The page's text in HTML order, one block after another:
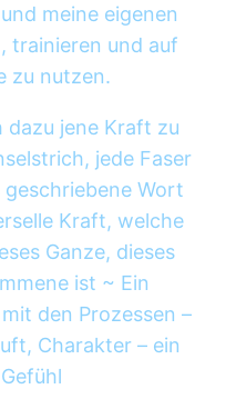
meine eigenen
trainieren und auf
zu nutzen.
dazu jene Kraft zu
jede Faser
Wort
Kraft, welche
Ganze, dieses
ist ~ Ein
den Prozessen –
Charakter – ein